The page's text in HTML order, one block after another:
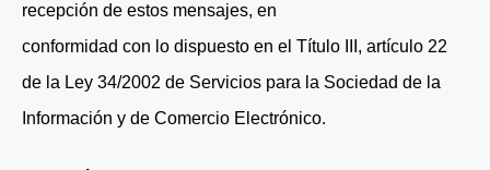
recepción de estos mensajes, en
conformidad con lo dispuesto en el Título III, artículo 22
de la Ley 34/2002 de Servicios para la Sociedad de la
Información y de Comercio Electrónico.